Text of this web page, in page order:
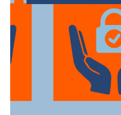
Nos
pertenencias con
desde el embalaje